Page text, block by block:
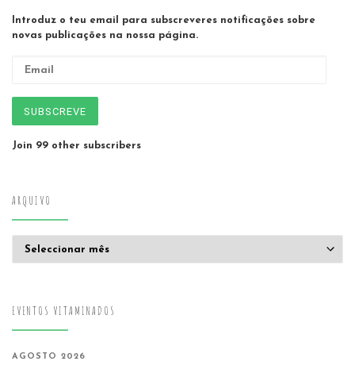
Introduz o teu email para subscreveres notificações sobre
novas publicações na nossa página.
SUBSCREVE
Join 99 other subscribers
ARQUIVO
EVENTOS VITAMINADOS
AGOSTO 2026